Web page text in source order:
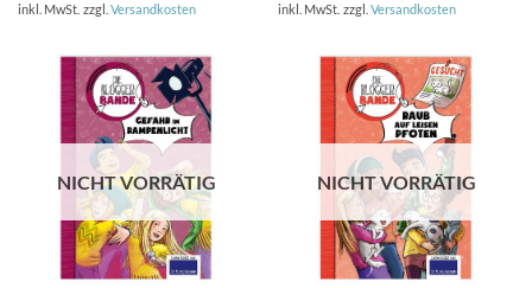
inkl. MwSt. zzgl. Versandkosten inkl. MwSt. zzgl. Versandkosten
NICHT VORRÄTIG NICHT VORRÄTIG